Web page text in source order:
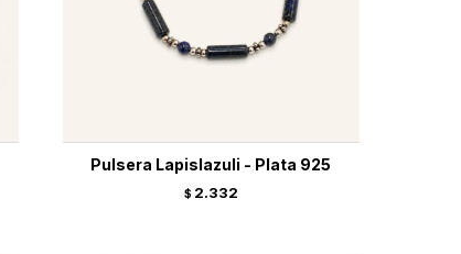
Pulsera Lapislazuli - Plata 925
$ 2.332